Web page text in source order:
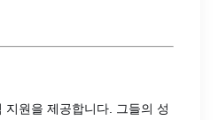
원을 제공합니다. 그들의 성